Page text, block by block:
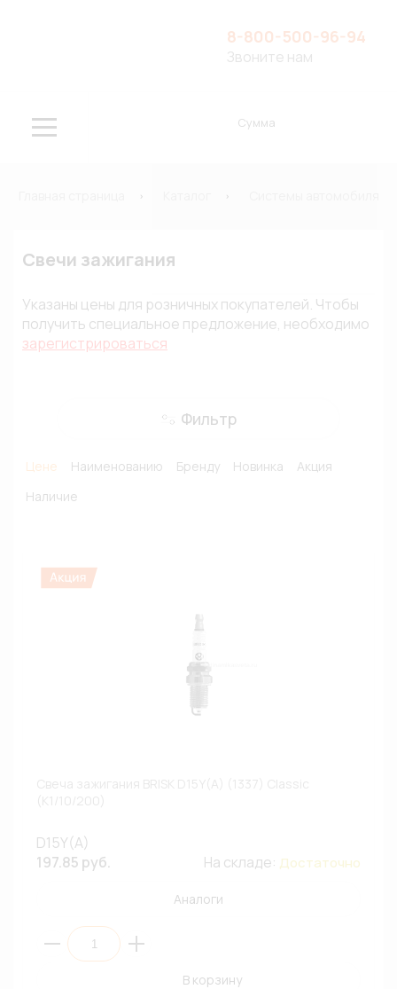
8-800-500-96-94
Звоните нам
Сумма
Свечи зажигания
Указаны цены для розничных покупателей. Чтобы
получить специальное предложение, необходимо
зарегистрироваться
Фильтр
Цене Наименованию Бренду Новинка
Акция
Наличие
D15Y(A)
197.85 руб.
На складе: Достаточно
Аналоги
В корзину